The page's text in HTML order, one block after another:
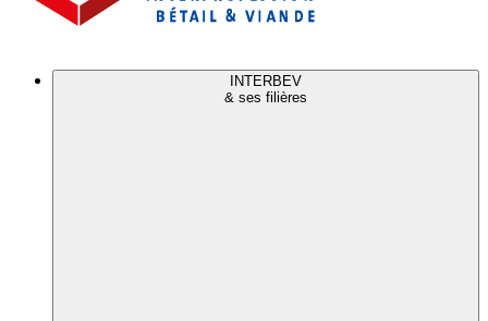
INTERBEV
& ses filières